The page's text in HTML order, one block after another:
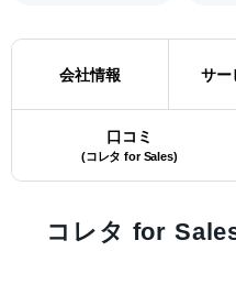
会社情報 サー
口コミ
(コレタ for Sales)
コレタ for